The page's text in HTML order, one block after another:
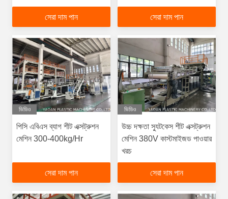
সেরা দাম পান সেরা দাম পান
ভিডিও
পিসি এবিএস ব্যাগ শীট এক্সট্রুশন
মেশিন 300-400kg/Hr
সেরা দাম পান
ভিডিও
উচ্চ দক্ষতা স্যুটকেস শীট এক্সট্রুশন
মেশিন 380V কাস্টমাইজড পাওয়ার
খরচ
সেরা দাম পান